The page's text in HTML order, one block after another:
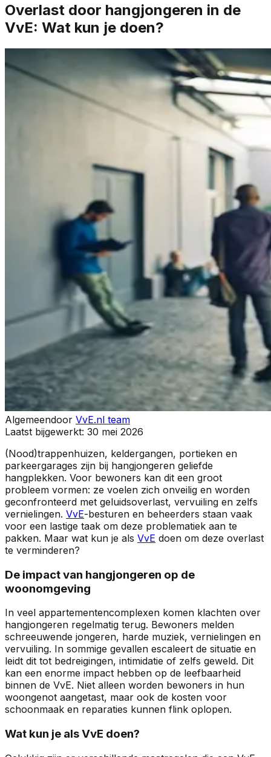
Overlast door hangjongeren in de
VvE: Wat kun je doen?
Algemeendoor VvE.nl team
Laatst bijgewerkt: 30 mei 2026
(Nood)trappenhuizen, keldergangen, portieken en
parkeergarages zijn bij hangjongeren geliefde
hangplekken. Voor bewoners kan dit een groot
probleem vormen: ze voelen zich onveilig en worden
geconfronteerd met geluidsoverlast, vervuiling en zelfs
vernielingen. VvE-besturen en beheerders staan vaak
voor een lastige taak om deze problematiek aan te
pakken. Maar wat kun je als VvE doen om deze overlast
te verminderen?
De impact van hangjongeren op de
woonomgeving
In veel appartementencomplexen komen klachten over
hangjongeren regelmatig terug. Bewoners melden
schreeuwende jongeren, harde muziek, vernielingen en
vervuiling. In sommige gevallen escaleert de situatie en
leidt dit tot bedreigingen, intimidatie of zelfs geweld. Dit
kan een enorme impact hebben op de leefbaarheid
binnen de VvE. Niet alleen worden bewoners in hun
woongenot aangetast, maar ook de kosten voor
schoonmaak en reparaties kunnen flink oplopen.
Wat kun je als VvE doen?